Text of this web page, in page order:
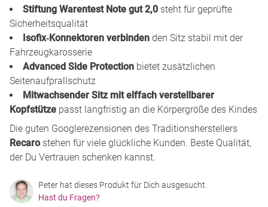
Stiftung Warentest Note gut 2,0 steht für geprüfte
Sicherheitsqualität
Isofix‑Konnektoren verbinden den Sitz stabil mit der
Fahrzeugkarosserie
Advanced Side Protection bietet zusätzlichen
Seitenaufprallschutz
Mitwachsender Sitz mit elffach verstellbarer
Kopfstütze passt langfristig an die Körpergröße des Kindes
Die guten Googlerezensionen des Traditionsherstellers
Recaro stehen für viele glückliche Kunden. Beste Qualität,
der Du Vertrauen schenken kannst.
Peter hat dieses Produkt für Dich ausgesucht.
Hast du Fragen?